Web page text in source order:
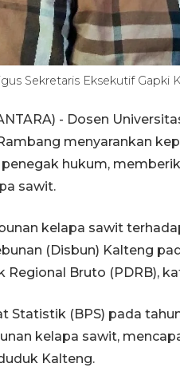
Sekretaris Eksekutif Gapki
- Dosen
menyarankan
hukum,
sawit.
kelapa sawit
(Disbun) Kalteng
Bruto (PDRB),
Statistik (BPS) pada
kelapa sawit,
Kalteng.